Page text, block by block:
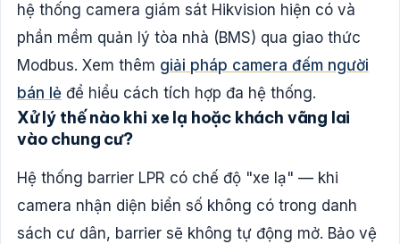
hệ thống camera giám sát Hikvision hiện có và
phần mềm quản lý tòa nhà (BMS) qua giao thức
Modbus. Xem thêm giải pháp camera đếm người
bán lẻ để hiểu cách tích hợp đa hệ thống.
Xử lý thế nào khi xe lạ hoặc khách vãng lai
vào chung cư?
Hệ thống barrier LPR có chế độ "xe lạ" — khi
camera nhận diện biển số không có trong danh
sách cư dân, barrier sẽ không tự động mở. Bảo vệ